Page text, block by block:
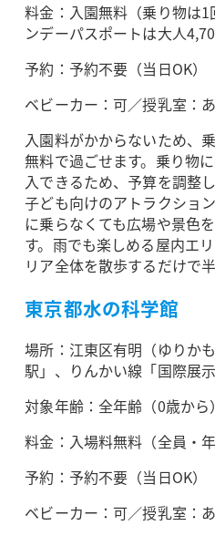
料金：入園無料（乗り物は
ンデーパスポートは大人
予約：予約不要（当日OK）
ベビーカー：可／授乳室：
入園料がかからないため、
無料で過ごせます。乗り物
入できるため、予算を調整
子ども向けのアトラクショ
に乗らなくても広場や景色
す。雨でも楽しめる屋内エ
リア全体を散歩するだけで
東京都水の科学館
場所：江東区有明（ゆりか
駅」、りんかい線「国際展
対象年齢：全年齢（0歳から）
料金：入場料無料（全員・年
予約：予約不要（当日OK）
ベビーカー：可／授乳室：